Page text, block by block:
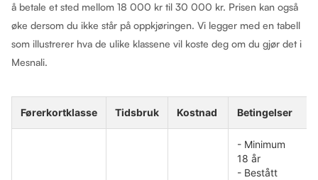
å betale et sted mellom 18 000 kr til 30 000 kr. Prisen kan også
øke dersom du ikke står på oppkjøringen. Vi legger med en tabell
som illustrerer hva de ulike klassene vil koste deg om du gjør det i
Mesnali.
Førerkortklasse Tidsbruk Kostnad Betingelser
- Minimum
18 år
- Bestått